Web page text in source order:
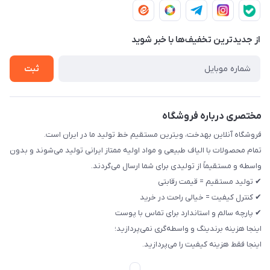
چپ پلاک 12 مجتمع تولیدی رخت بهدخت ایرانیان
تماس با ما
حریم خصوصی
راهنما
از جدید‌ترین تخفیف‌ها با‌ خبر شوید
ثبت
مختصری درباره فروشگاه
فروشگاه آنلاین بهدخت، ویترین مستقیم خط تولید ما در ایران است.
تمام محصولات با الیاف طبیعی و مواد اولیه ممتاز ایرانی تولید می‌شوند و بدون
واسطه و مستقیماً از تولیدی برای شما ارسال می‌گردند.
✔ تولید مستقیم = قیمت رقابتی
✔ کنترل کیفیت = خیالی راحت در خرید
✔ پارچه سالم و استاندارد برای تماس با پوست
اینجا هزینه برندینگ و واسطه‌گری نمی‌پردازید؛
اینجا فقط هزینه کیفیت را می‌پردازید.